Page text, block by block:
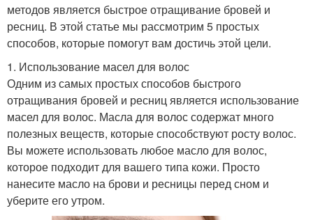
методов является быстрое отращивание бровей и
ресниц. В этой статье мы рассмотрим 5 простых
способов, которые помогут вам достичь этой цели.
1. Использование масел для волос
Одним из самых простых способов быстрого
отращивания бровей и ресниц является использование
масел для волос. Масла для волос содержат много
полезных веществ, которые способствуют росту волос.
Вы можете использовать любое масло для волос,
которое подходит для вашего типа кожи. Просто
нанесите масло на брови и ресницы перед сном и
уберите его утром.